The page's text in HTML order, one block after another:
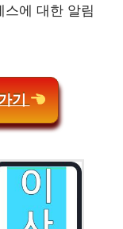
스에 대한 알림
기